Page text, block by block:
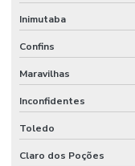
Inimutaba
Confins
Maravilhas
Inconfidentes
Toledo
Claro dos Poções